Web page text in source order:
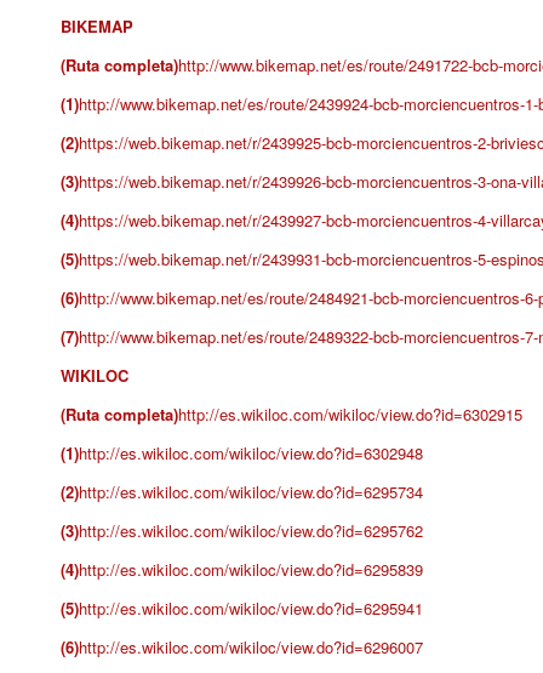
BIKEMAP
(Ruta completa)http://www.bikemap.net/es/route/2491722-bcb-
(1)http://www.bikemap.net/es/route/2439924-bcb-morciencuentros-
(2)https://web.bikemap.net/r/2439925-bcb-morciencuentros-2-
(3)https://web.bikemap.net/r/2439926-bcb-morciencuentros-3-ona-
(4)https://web.bikemap.net/r/2439927-bcb-morciencuentros-4-
(5)https://web.bikemap.net/r/2439931-bcb-morciencuentros-5-
(6)http://www.bikemap.net/es/route/2484921-bcb-morciencuentros-
(7)http://www.bikemap.net/es/route/2489322-bcb-morciencuentros-
WIKILOC
(Ruta completa)http://es.wikiloc.com/wikiloc/view.do?id=6302915
(1)http://es.wikiloc.com/wikiloc/view.do?id=6302948
(2)http://es.wikiloc.com/wikiloc/view.do?id=6295734
(3)http://es.wikiloc.com/wikiloc/view.do?id=6295762
(4)http://es.wikiloc.com/wikiloc/view.do?id=6295839
(5)http://es.wikiloc.com/wikiloc/view.do?id=6295941
(6)http://es.wikiloc.com/wikiloc/view.do?id=6296007